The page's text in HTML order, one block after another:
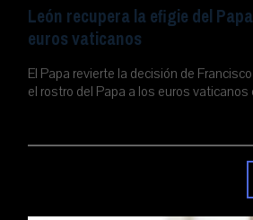
León recupera la efigie del
euros vaticanos
El Papa revierte la decisión de
el rostro del Papa a los euros